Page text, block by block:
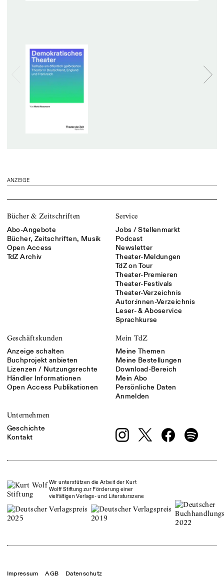
ANZEIGE
Bücher & Zeitschriften
Abo-Angebote
Bücher, Zeitschriften, Musik
Open Access
TdZ Archiv
Service
Jobs / Stellenmarkt
Podcast
Newsletter
Theater-Meldungen
TdZ on Tour
Theater-Premieren
Theater-Festivals
Theater-Verzeichnis
Autor:innen-Verzeichnis
Leser- & Aboservice
Sprachkurse
Geschäftskunden
Anzeige schalten
Buchprojekt anbieten
Lizenzen / Nutzungsrechte
Händler Informationen
Open Access Publikationen
Mein TdZ
Meine Themen
Meine Bestellungen
Download-Bereich
Mein Abo
Persönliche Daten
Anmelden
Unternehmen
Geschichte
Kontakt
Wir unterstützen die Arbeit der Kurt
Wolff Stiftung zur Förderung einer
vielfältigen Verlags- und Literaturszene
Impressum AGB Datenschutz